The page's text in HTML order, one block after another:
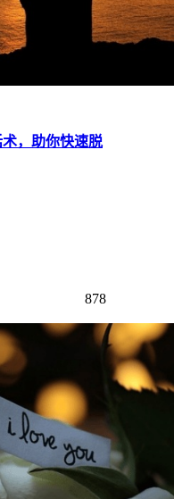
，助你快速脱
878